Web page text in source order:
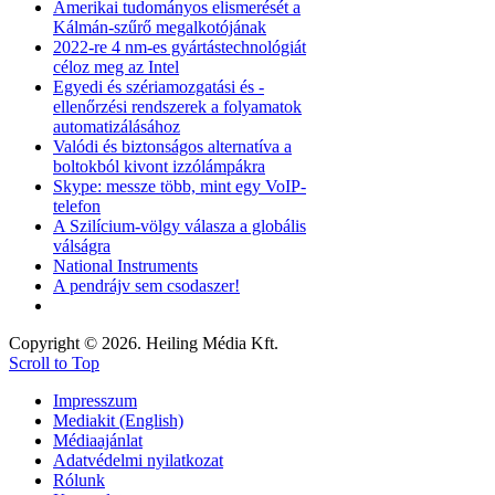
Amerikai tudományos elismerését a
Kálmán-szűrő megalkotójának
2022-re 4 nm-es gyártástechnológiát
céloz meg az Intel
Egyedi és szériamozgatási és -
ellenőrzési rendszerek a folyamatok
automatizálásához
Valódi és biztonságos alternatíva a
boltokból kivont izzólámpákra
Skype: messze több, mint egy VoIP-
telefon
A Szilícium-völgy válasza a globális
válságra
National Instruments
A pendrájv sem csodaszer!
Copyright © 2026. Heiling Média Kft.
Scroll to Top
Impresszum
Mediakit (English)
Médiaajánlat
Adatvédelmi nyilatkozat
Rólunk